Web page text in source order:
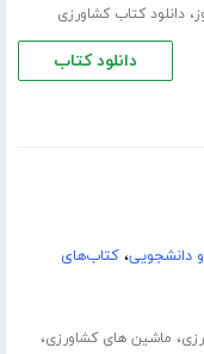
،دانلود کتاب کشاورزی
دانلود کتاب
دانشجویی،کتاب‌های
، ماشین های کشاورزی،